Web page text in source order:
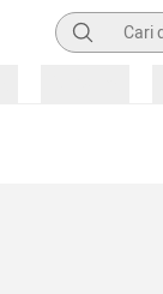
Pencarian